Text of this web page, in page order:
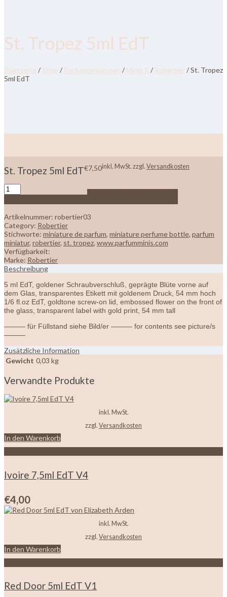
St. Tropez 5ml EdT
Startseite / Shop / Parfumminiaturen / Minis R / Robertier/ St. Tropez
5ml EdT
St. Tropez 5ml EdT€7,50inkl. MwSt. zzgl. Versandkosten
Artikelnummer: robertier03
Category: Robertier
Stichworte: miniature de parfum, miniature perfume bottle, parfum
miniatur, robertier, st. tropez, www.parfumminis.com
Verfügbarkeit:
Marke: Robertier
Beschreibung
5 ml EdT, goldener Schraubverschluß, geprägte Blüte vorne auf
dem Glas, transparentes Etikett mit goldenem Druck, 54 mm hoch
1/6 fl.oz EdT, goldtone screw-on lid, embossed flower on the front of
the glass, transparent label with gold print, 54 mm tall
——— für Füllstand siehe Bild/er ——— for contents see picture/s
———
Zusätzliche Information
Gewicht 0,03 kg
Verwandte Produkte
inkl. MwSt.
zzgl. Versandkosten
In den Warenkorb
Ivoire 7,5ml EdT V4
€4,00
inkl. MwSt.
zzgl. Versandkosten
In den Warenkorb
Red Door 5ml EdT V1